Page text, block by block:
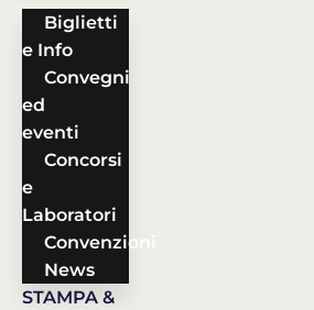
Biglietti
e Info
Convegni
ed
eventi
Concorsi
e
Laboratori
Convenzioni
News
STAMPA &